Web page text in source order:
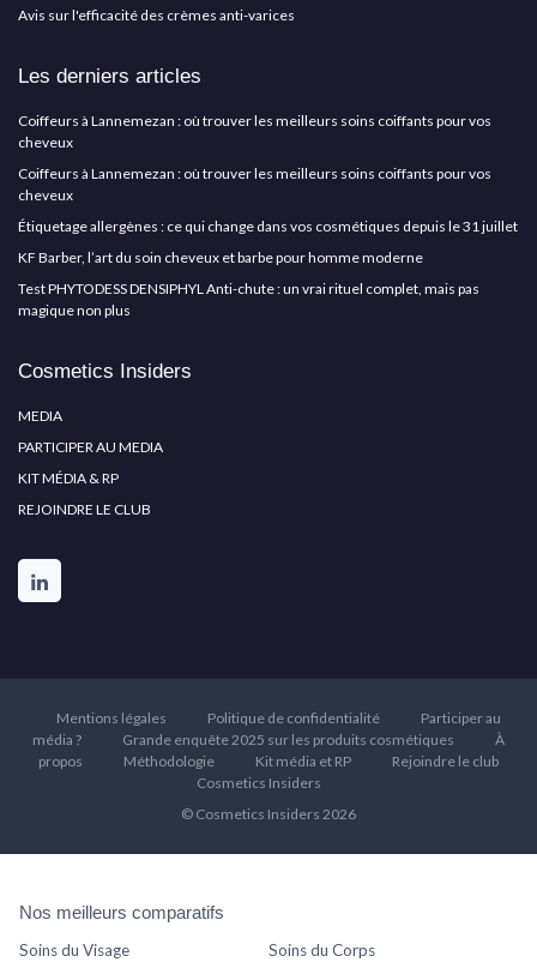
Avis sur l'efficacité des crèmes anti-varices
Les derniers articles
Coiffeurs à Lannemezan : où trouver les meilleurs soins coiffants pour vos
cheveux
Coiffeurs à Lannemezan : où trouver les meilleurs soins coiffants pour vos
cheveux
Étiquetage allergènes : ce qui change dans vos cosmétiques depuis le 31 juillet
KF Barber, l’art du soin cheveux et barbe pour homme moderne
Test PHYTODESS DENSIPHYL Anti-chute : un vrai rituel complet, mais pas
magique non plus
Cosmetics Insiders
MEDIA
PARTICIPER AU MEDIA
KIT MÉDIA & RP
REJOINDRE LE CLUB
Mentions légales Politique de confidentialité
Participer au
média ?
Grande enquête 2025 sur les produits cosmétiques
À
propos
Méthodologie Kit média et RP
Rejoindre le club
Cosmetics Insiders
© Cosmetics Insiders 2026
Nos meilleurs comparatifs
Soins du Visage
Soins du Corps